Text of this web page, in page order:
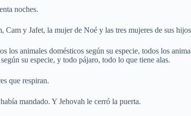
noches.
Cam y Jafet, la mujer de Noé y las tres mujeres de sus
los animales domésticos según su especie, todos los
su especie, y todo pájaro, todo lo que tiene alas.
que respiran.
mandado. Y Jehovah le cerró la puerta.